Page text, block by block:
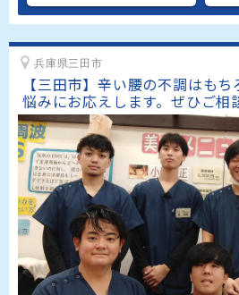
兵庫県三田市
【三田市】辛い腰の不調はも
悩みにお応えします。ぜひご相